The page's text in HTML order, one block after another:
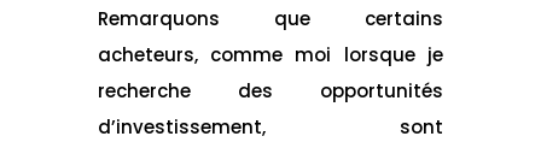
rénover
Processus de
vente plus
rapide
Risque de
négociations
plus ardues
Remarquons que certains
acheteurs, comme moi lorsque je
recherche des opportunités
d’investissement, sont